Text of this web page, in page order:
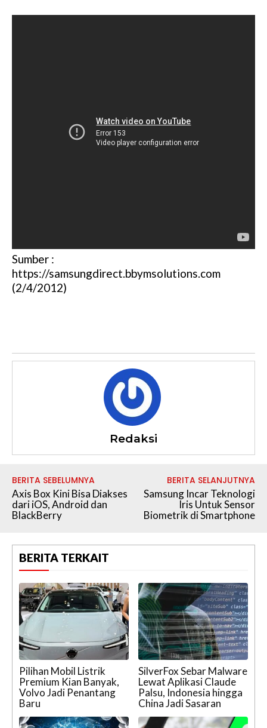
Sumber :
https://samsungdirect.bbymsolutions.com
(2/4/2012)
Redaksi
BERITA SEBELUMNYA
Axis Box Kini Bisa Diakses
dari iOS, Android dan
BlackBerry
BERITA SELANJUTNYA
Samsung Incar Teknologi
Iris Untuk Sensor
Biometrik di Smartphone
BERITA TERKAIT
Pilihan Mobil Listrik
Premium Kian Banyak,
Volvo Jadi Penantang
Baru
SilverFox Sebar Malware
Lewat Aplikasi Claude
Palsu, Indonesia hingga
China Jadi Sasaran